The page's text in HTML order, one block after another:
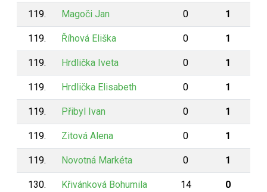
119. Magoči Jan 0 1
119. Říhová Eliška 0 1
119. Hrdlička Iveta 0 1
119. Hrdlička Elisabeth 0 1
119. Přibyl Ivan 0 1
119. Zitová Alena 0 1
119. Novotná Markéta 0 1
130. Křivánková Bohumila 14 0